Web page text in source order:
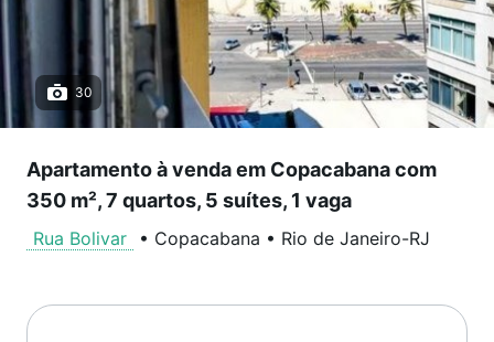
30
Apartamento à venda em Copacabana com
350 m², 7 quartos, 5 suítes, 1 vaga
Rua Bolivar • Copacabana • Rio de Janeiro-RJ